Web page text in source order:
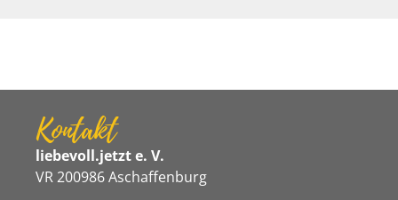
Kontakt
liebevoll.jetzt e. V.
VR 200986 Aschaffenburg